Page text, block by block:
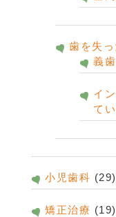
歯を失
義
イ
て
小児歯科 (29)
矯正治療 (19)